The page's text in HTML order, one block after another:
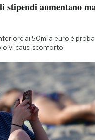
stipendi aumentano
ai 50mila euro è
vi causi sconforto